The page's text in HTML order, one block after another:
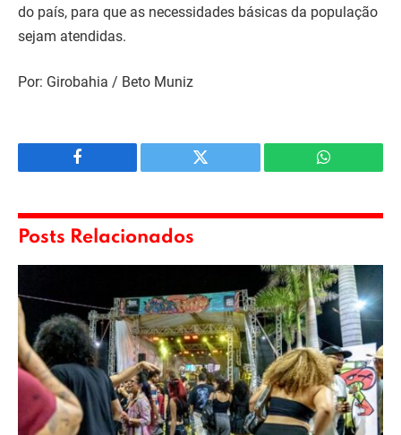
do país, para que as necessidades básicas da população
sejam atendidas.
Por: Girobahia / Beto Muniz
Facebook Twitter WhatsApp
Posts Relacionados